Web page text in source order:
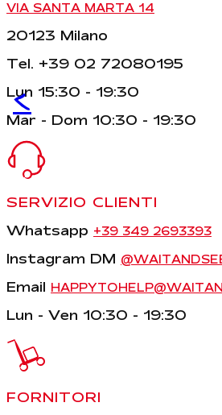
<
VIA SANTA MARTA 14
20123 Milano
Tel. +39 02 72080195
Lun 15:30 - 19:30
Mar - Dom 10:30 - 19:30
SERVIZIO CLIENTI
Whatsapp +39 349 2693393
Instagram DM
Email
Lun - Ven 10:30 - 19:30
FORNITORI